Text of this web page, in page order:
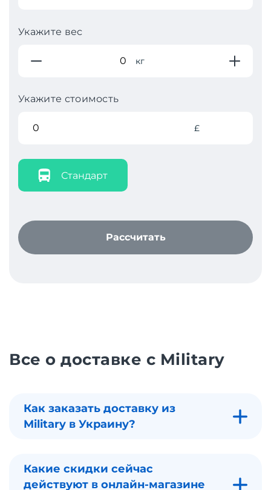
Укажите вес
кг
Укажите стоимость
£
Стандарт
Рассчитать
Все о доставке с Military
Как заказать доставку из
Military в Украину?
Какие скидки сейчас
действуют в онлайн-магазине